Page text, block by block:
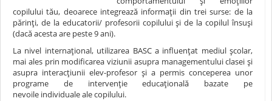
copilului tău, deoarece integrează informații din trei surse: de la
părinţi, de la educatorii/ profesorii copilului și de la copilul însuşi
(dacă acesta are peste 9 ani).
La nivel internațional, utilizarea BASC a influenţat mediul școlar,
mai ales prin modificarea viziunii asupra managementului clasei și
asupra interacţiunii elev-profesor și a permis conceperea unor
programe de intervenţie educaţională bazate pe
nevoile individuale ale copilului.